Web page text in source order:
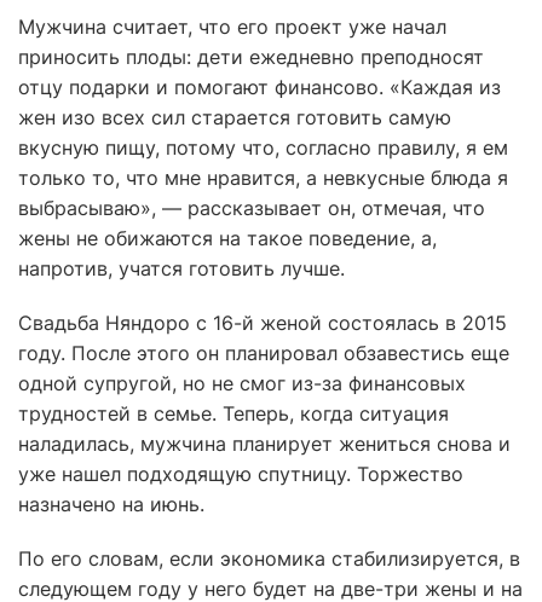
Мужчина считает, что его проект уже начал
приносить плоды: дети ежедневно преподносят
отцу подарки и помогают финансово. «Каждая из
жен изо всех сил старается готовить самую
вкусную пищу, потому что, согласно правилу, я ем
только то, что мне нравится, а невкусные блюда я
выбрасываю», — рассказывает он, отмечая, что
жены не обижаются на такое поведение, а,
напротив, учатся готовить лучше.
Свадьба Няндоро с 16-й женой состоялась в 2015
году. После этого он планировал обзавестись еще
одной супругой, но не смог из-за финансовых
трудностей в семье. Теперь, когда ситуация
наладилась, мужчина планирует жениться снова и
уже нашел подходящую спутницу. Торжество
назначено на июнь.
По его словам, если экономика стабилизируется, в
следующем году у него будет на две-три жены и на